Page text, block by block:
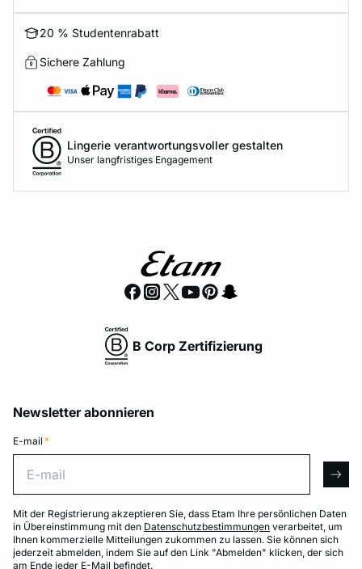
20 % Studentenrabatt
Sichere Zahlung
Lingerie verantwortungsvoller gestalten
Unser langfristiges Engagement
B Corp Zertifizierung
Newsletter abonnieren
E-mail *
Mit der Registrierung akzeptieren Sie, dass Etam Ihre persönlichen Daten
in Übereinstimmung mit den Datenschutzbestimmungen verarbeitet, um
Ihnen kommerzielle Mitteilungen zukommen zu lassen. Sie können sich
jederzeit abmelden, indem Sie auf den Link "Abmelden" klicken, der sich
am Ende jeder E-Mail befindet.